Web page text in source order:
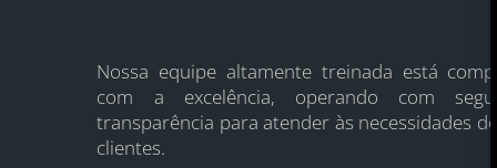
Nossa equipe altamente treinada está
com a excelência, operando com
transparência para atender às necessidades
clientes.